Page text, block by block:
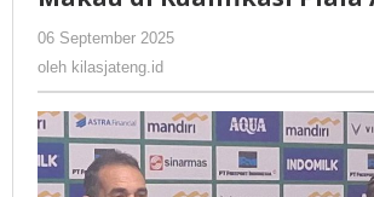
Kualifikasi
Piala
Asia.
06 September 2025
oleh kilasjateng.id